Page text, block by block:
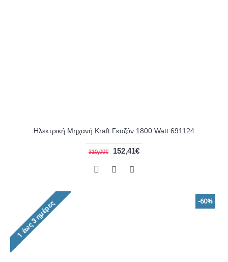
Ηλεκτρική Μηχανή Kraft Γκαζόν 1800 Watt 691124
310,00€ 152,41€
-60%